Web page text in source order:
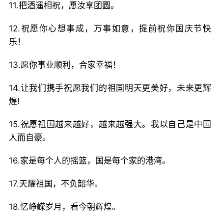
11.把酒遥相祝，愿汝享团圆。
12.祝愿你心想事成，万事如意，提前祝你国庆节快
乐！
13.愿你事业顺利，合家幸福！
14.让我们携手祝愿我们的祖国明天更美好，未来更辉
煌!
15.祝愿祖国越来越好，越来越强大。我以自己是中国
人而自豪。
16.家是每个人的摇篮，国是每个家的港湾。
17.天耀祖国，不负韶华。
18.忆峥嵘岁月，看今朝辉煌。